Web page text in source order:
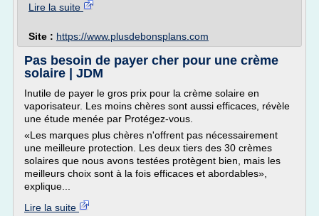
Lire la suite
Site : https://www.plusdebonsplans.com
Pas besoin de payer cher pour une crème
solaire | JDM
Inutile de payer le gros prix pour la crème solaire en
vaporisateur. Les moins chères sont aussi efficaces, révèle
une étude menée par Protégez-vous.
«Les marques plus chères n'offrent pas nécessairement
une meilleure protection. Les deux tiers des 30 crèmes
solaires que nous avons testées protègent bien, mais les
meilleurs choix sont à la fois efficaces et abordables»,
explique...
Lire la suite